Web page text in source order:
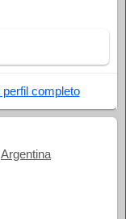
perfil completo
Argentina